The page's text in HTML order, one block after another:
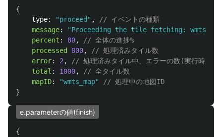
{
type: "proceed " ,
// イベントの種類
message: "Proceeding the tile fetching:
percent : 80,
// 全体の進捗%
processed
800,
// 処理済みタイル数
error: 2 ,
// 処理済みタイル中、エラーの数(実行時エラ
total : 1000,
// 全タイル数
mapID: "wmts_map"
// 処理中の地図ID
}
e.parameterの値(finish)
{